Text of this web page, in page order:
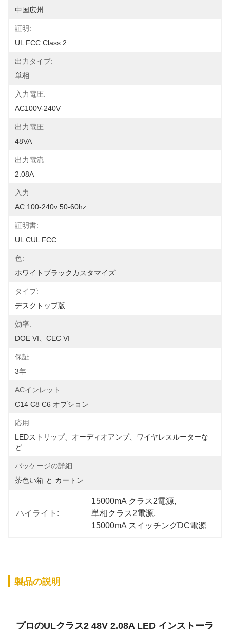
中国広州
証明:
UL FCC Class 2
出力タイプ:
単相
入力電圧:
AC100V-240V
出力電圧:
48VA
出力電流:
2.08A
入力:
AC 100-240v 50-60hz
証明書:
UL CUL FCC
色:
ホワイトブラックカスタマイズ
タイプ:
デスクトップ版
効率:
DOE VI、CEC VI
保証:
3年
ACインレット:
C14 C8 C6 オプション
応用:
LEDストリップ、オーディオアンプ、ワイヤレスルーターな
ど
パッケージの詳細:
茶色い箱 と カートン
ハイライト:
15000mA クラス2電源,
単相クラス2電源,
15000mA スイッチングDC電源
製品の説明
プロのULクラス2 48V 2.08A LED インストーラ